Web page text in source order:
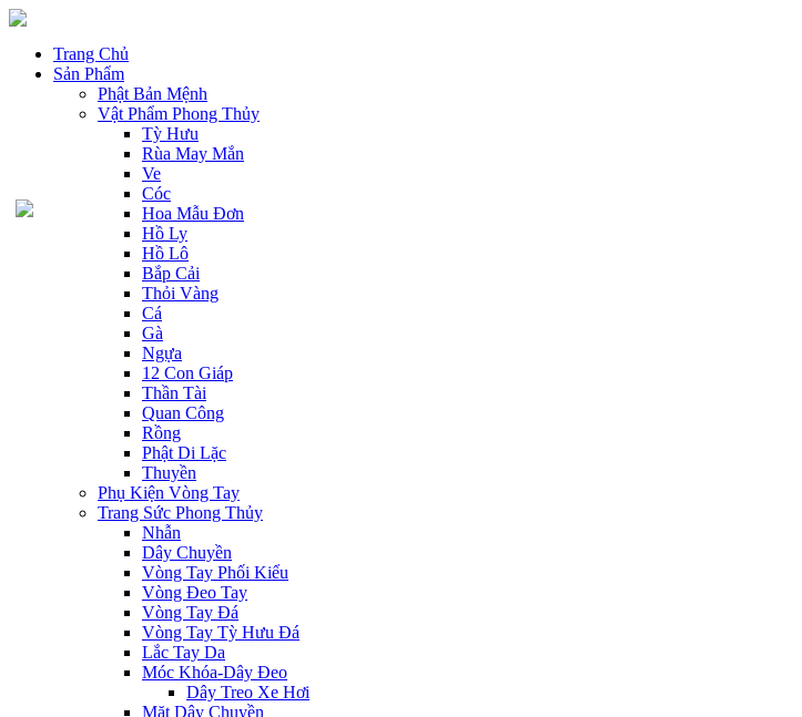
Trang Chủ
Sản Phẩm
Phật Bản Mệnh
Vật Phẩm Phong Thủy
Tỳ Hưu
Rùa May Mắn
Ve
Cóc
Hoa Mẫu Đơn
Hồ Ly
Hồ Lô
Bắp Cải
Thỏi Vàng
Cá
Gà
Ngựa
12 Con Giáp
Thần Tài
Quan Công
Rồng
Phật Di Lặc
Thuyền
Phụ Kiện Vòng Tay
Trang Sức Phong Thủy
Nhẫn
Dây Chuyền
Vòng Tay Phối Kiểu
Vòng Đeo Tay
Vòng Tay Đá
Vòng Tay Tỳ Hưu Đá
Lắc Tay Da
Móc Khóa-Dây Đeo
Dây Treo Xe Hơi
Mặt Dây Chuyền